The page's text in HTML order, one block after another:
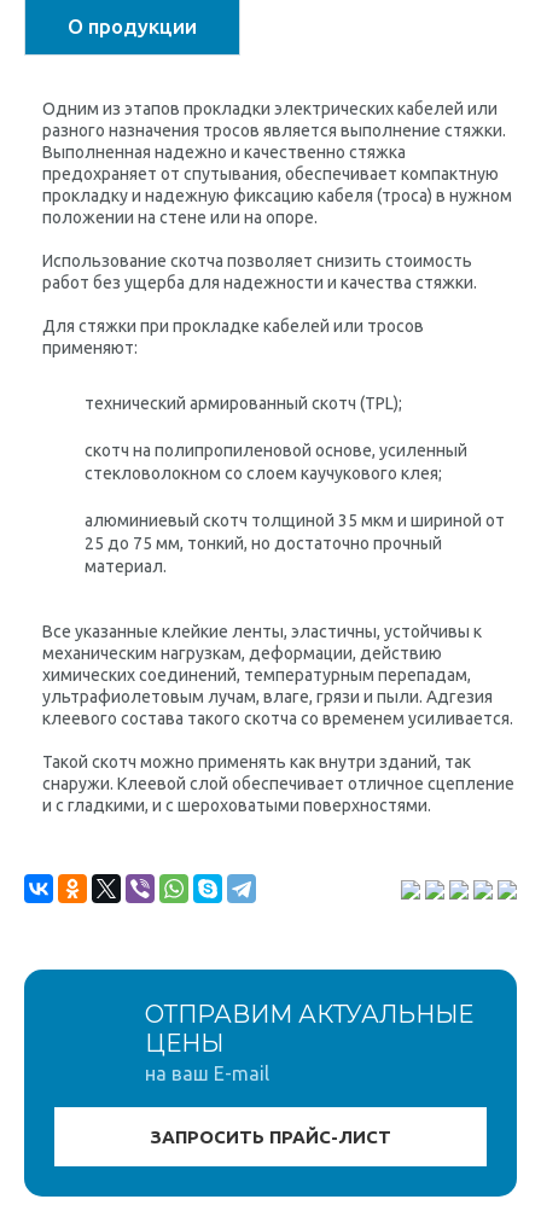
О продукции
Одним из этапов прокладки электрических кабелей или
разного назначения тросов является выполнение стяжки.
Выполненная надежно и качественно стяжка
предохраняет от спутывания, обеспечивает компактную
прокладку и надежную фиксацию кабеля (троса) в нужном
положении на стене или на опоре.
Использование скотча позволяет снизить стоимость
работ без ущерба для надежности и качества стяжки.
Для стяжки при прокладке кабелей или тросов
применяют:
технический армированный скотч (TPL);
скотч на полипропиленовой основе, усиленный
стекловолокном со слоем каучукового клея;
алюминиевый скотч толщиной 35 мкм и шириной от
25 до 75 мм, тонкий, но достаточно прочный
материал.
Все указанные клейкие ленты, эластичны, устойчивы к
механическим нагрузкам, деформации, действию
химических соединений, температурным перепадам,
ультрафиолетовым лучам, влаге, грязи и пыли. Адгезия
клеевого состава такого скотча со временем усиливается.
Такой скотч можно применять как внутри зданий, так
снаружи. Клеевой слой обеспечивает отличное сцепление
и с гладкими, и с шероховатыми поверхностями.
ОТПРАВИМ АКТУАЛЬНЫЕ
ЦЕНЫ
на ваш E-mail